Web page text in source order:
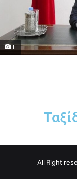
L
All Right